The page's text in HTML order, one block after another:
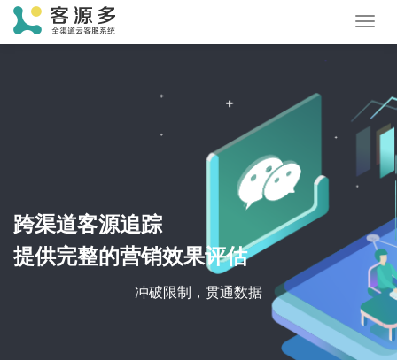
跨渠道客源追踪
提供完整的营销效果评估
冲破限制，贯通数据